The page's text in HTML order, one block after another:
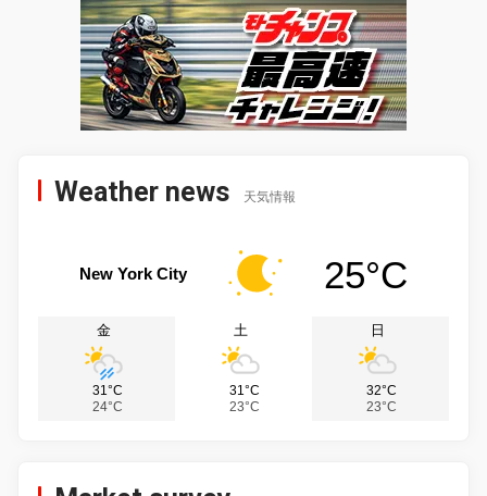
Weather news 天気情報
New York City 25°C
金
31°C
24°C
土
31°C
23°C
日
32°C
23°C